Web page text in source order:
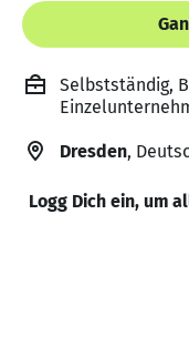
Selbstständig,
Dresden,
Logg Dich ein, um